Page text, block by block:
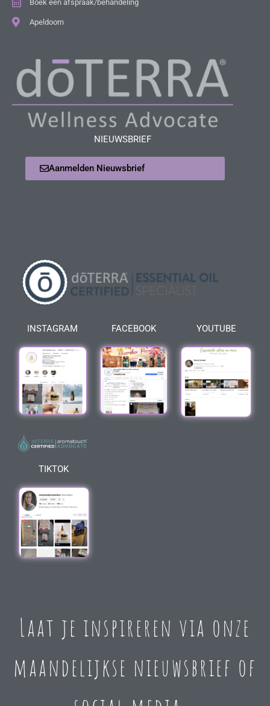
Boek een afspraak/behandeling
Apeldoorn
NIEUWSBRIEF
Aanmelden Nieuwsbrief
INSTAGRAM FACEBOOK YOUTUBE
TIKTOK
Laat je inspireren via onze
maandelijkse nieuwsbrief of